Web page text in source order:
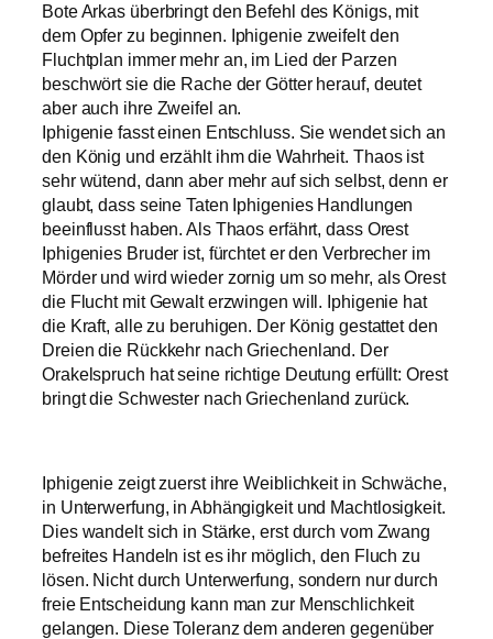
Bote Arkas überbringt den Befehl des Königs, mit
dem Opfer zu beginnen. Iphigenie zweifelt den
Fluchtplan immer mehr an, im Lied der Parzen
beschwört sie die Rache der Götter herauf, deutet
aber auch ihre Zweifel an.
Iphigenie fasst einen Entschluss. Sie wendet sich an
den König und erzählt ihm die Wahrheit. Thaos ist
sehr wütend, dann aber mehr auf sich selbst, denn er
glaubt, dass seine Taten Iphigenies Handlungen
beeinflusst haben. Als Thaos erfährt, dass Orest
Iphigenies Bruder ist, fürchtet er den Verbrecher im
Mörder und wird wieder zornig um so mehr, als Orest
die Flucht mit Gewalt erzwingen will. Iphigenie hat
die Kraft, alle zu beruhigen. Der König gestattet den
Dreien die Rückkehr nach Griechenland. Der
Orakelspruch hat seine richtige Deutung erfüllt: Orest
bringt die Schwester nach Griechenland zurück.
Iphigenie zeigt zuerst ihre Weiblichkeit in Schwäche,
in Unterwerfung, in Abhängigkeit und Machtlosigkeit.
Dies wandelt sich in Stärke, erst durch vom Zwang
befreites Handeln ist es ihr möglich, den Fluch zu
lösen. Nicht durch Unterwerfung, sondern nur durch
freie Entscheidung kann man zur Menschlichkeit
gelangen. Diese Toleranz dem anderen gegenüber